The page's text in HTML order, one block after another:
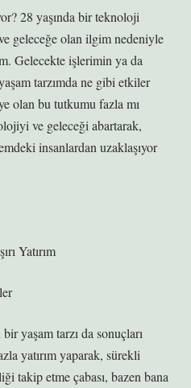
28 yaşında bir teknoloji
geleceğe olan ilgim nedeniyle
Gelecekte işlerimin ya da
tarzımda ne gibi etkiler
olan bu tutkumu fazla mı
ve geleceği abartarak,
insanlardan uzaklaşıyor
Yatırım
yaşam tarzı da sonuçları
yatırım yaparak, sürekli
takip etme çabası, bazen bana